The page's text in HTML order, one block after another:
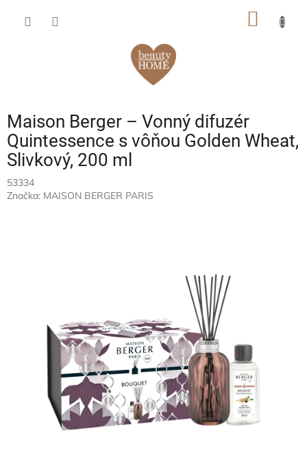
Maison Berger – Vonný difuzér
Quintessence s vôňou Golden Wheat,
Slivkový, 200 ml
53334
Značka: MAISON BERGER PARIS